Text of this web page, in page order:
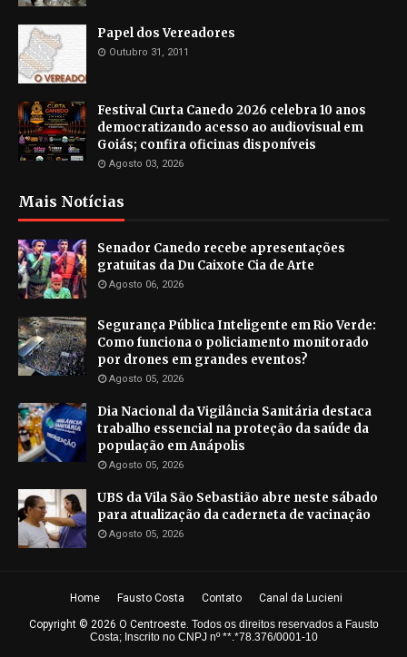
Papel dos Vereadores
Outubro 31, 2011
Festival Curta Canedo 2026 celebra 10 anos
democratizando acesso ao audiovisual em
Goiás; confira oficinas disponíveis
Agosto 03, 2026
Mais Notícias
Senador Canedo recebe apresentações
gratuitas da Du Caixote Cia de Arte
Agosto 06, 2026
Segurança Pública Inteligente em Rio Verde:
Como funciona o policiamento monitorado
por drones em grandes eventos?
Agosto 05, 2026
Dia Nacional da Vigilância Sanitária destaca
trabalho essencial na proteção da saúde da
população em Anápolis
Agosto 05, 2026
UBS da Vila São Sebastião abre neste sábado
para atualização da caderneta de vacinação
Agosto 05, 2026
Home Fausto Costa Contato Canal da Lucieni
Copyright © 2026 O Centroeste. Todos os direitos reservados a Fausto
Costa; Inscrito no CNPJ nº **.*78.376/0001-10